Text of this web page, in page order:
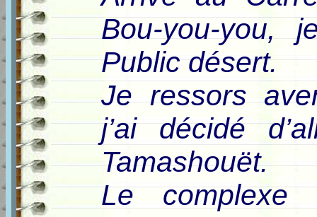
Bou-you-you,
Public désert.
Je ressors
j’ai décidé
Tamashouët.
Le complexe